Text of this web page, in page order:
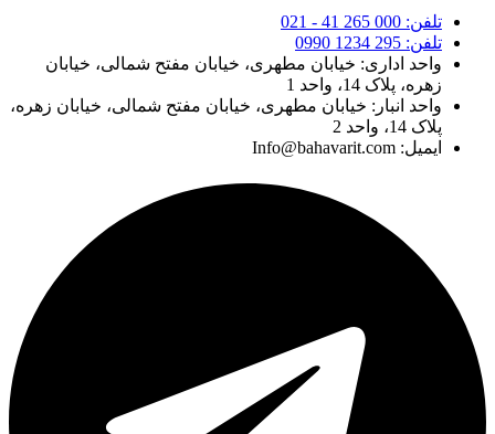
تلفن: 000 265 41 - 021
تلفن: 295 1234 0990
واحد اداری: خیابان مطهری، خیابان مفتح شمالی، خیابان
زهره، پلاک 14، واحد 1
واحد انبار: خیابان مطهری، خیابان مفتح شمالی، خیابان زهره،
پلاک 14، واحد 2
ایمیل: Info@bahavarit.com